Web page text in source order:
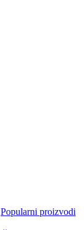
Popularni proizvodi